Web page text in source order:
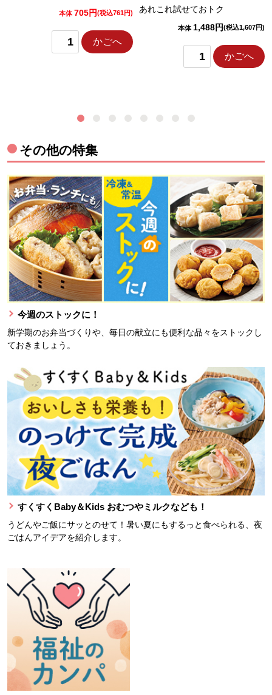
本体 705円(税込761円)
かごへ
あれこれ試せておトク
本体 1,488円(税込1,607円)
かごへ
その他の特集
今週のストックに！
新学期のお弁当づくりや、毎日の献立にも便利な品々をストックし
ておきましょう。
すくすくBaby＆Kids おむつやミルクなども！
うどんやご飯にサッとのせて！暑い夏にもするっと食べられる、夜
ごはんアイデアを紹介します。